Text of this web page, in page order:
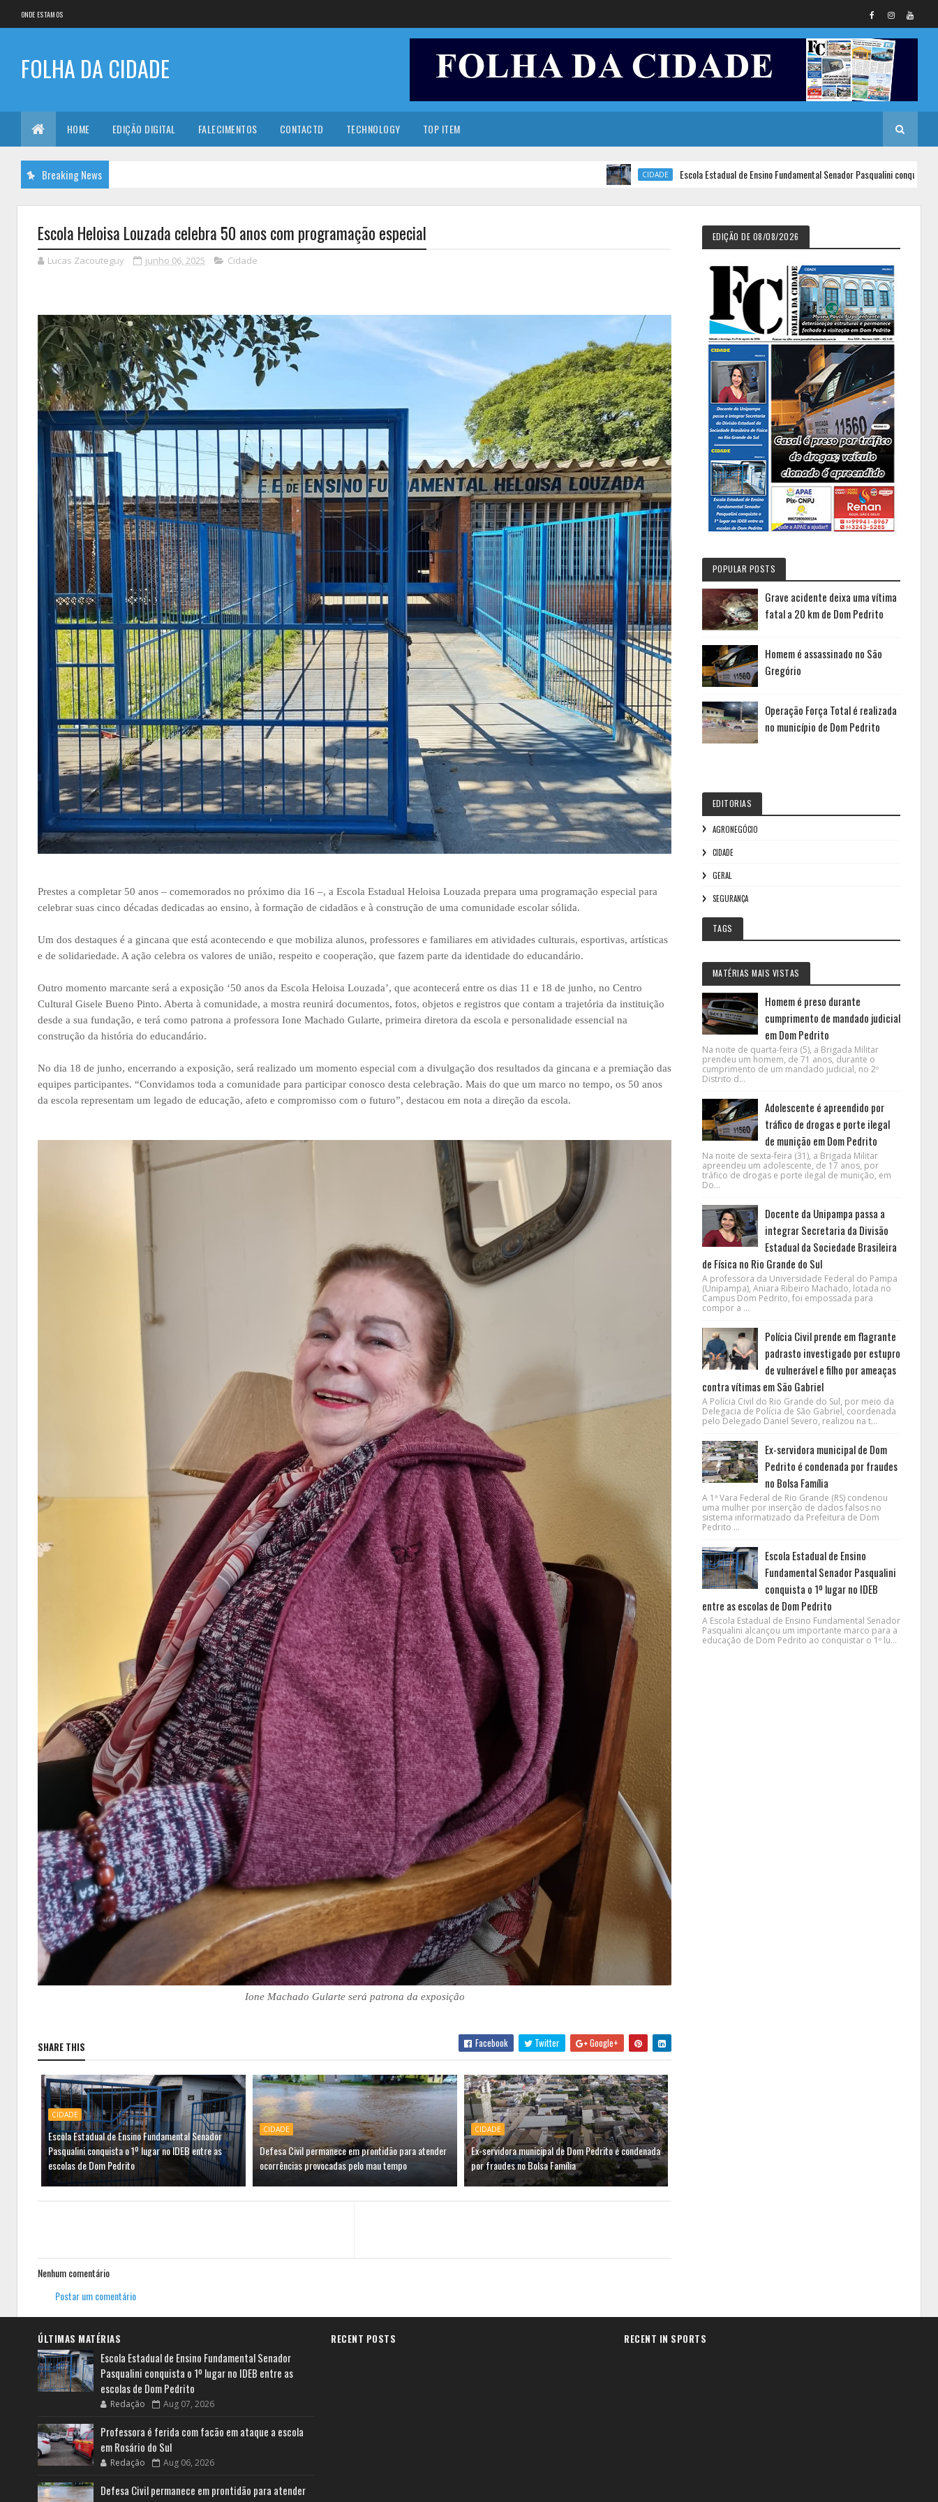
ONDE ESTAMOS
FOLHA DA CIDADE
HOME EDIÇÃO DIGITAL FALECIMENTOS CONTACTD TECHNOLOGY TOP ITEM
Breaking News CIDADE Escola Estadual de Ensino Fundamental Senador Pasqualini conquista o 1º lugar no
Escola Heloisa Louzada celebra 50 anos com programação especial
Lucas Zacouteguy junho 06, 2025 Cidade
Prestes a completar 50 anos – comemorados no próximo dia 16 –, a Escola Estadual Heloisa Louzada prepara uma programação especial para
celebrar suas cinco décadas dedicadas ao ensino, à formação de cidadãos e à construção de uma comunidade escolar sólida.
Um dos destaques é a gincana que está acontecendo e que mobiliza alunos, professores e familiares em atividades culturais, esportivas, artísticas
e de solidariedade. A ação celebra os valores de união, respeito e cooperação, que fazem parte da identidade do educandário.
Outro momento marcante será a exposição ‘50 anos da Escola Heloisa Louzada’, que acontecerá entre os dias 11 e 18 de junho, no Centro
Cultural Gisele Bueno Pinto. Aberta à comunidade, a mostra reunirá documentos, fotos, objetos e registros que contam a trajetória da instituição
desde a sua fundação, e terá como patrona a professora Ione Machado Gularte, primeira diretora da escola e personalidade essencial na
construção da história do educandário.
No dia 18 de junho, encerrando a exposição, será realizado um momento especial com a divulgação dos resultados da gincana e a premiação das
equipes participantes. “Convidamos toda a comunidade para participar conosco desta celebração. Mais do que um marco no tempo, os 50 anos
da escola representam um legado de educação, afeto e compromisso com o futuro”, destacou em nota a direção da escola.
Ione Machado Gularte será patrona da exposição
SHARE THIS Facebook Twitter Google+
CIDADE
Escola Estadual de Ensino Fundamental Senador
Pasqualini conquista o 1º lugar no IDEB entre as
escolas de Dom Pedrito
CIDADE
Defesa Civil permanece em prontidão para atender
ocorrências provocadas pelo mau tempo
CIDADE
Ex-servidora municipal de Dom Pedrito é condenada
por fraudes no Bolsa Família
Nenhum comentário
Postar um comentário
EDIÇÃO DE 08/08/2026
POPULAR POSTS
Grave acidente deixa uma vítima
fatal a 20 km de Dom Pedrito
Homem é assassinado no São
Gregório
Operação Força Total é realizada
no município de Dom Pedrito
EDITORIAS
AGRONEGÓCIO
CIDADE
GERAL
SEGURANÇA
TAGS
MATÉRIAS MAIS VISTAS
Homem é preso durante
cumprimento de mandado judicial
em Dom Pedrito
Na noite de quarta-feira (5), a Brigada Militar
prendeu um homem, de 71 anos, durante o
cumprimento de um mandado judicial, no 2º
Distrito d...
Adolescente é apreendido por
tráfico de drogas e porte ilegal
de munição em Dom Pedrito
Na noite de sexta-feira (31), a Brigada Militar
apreendeu um adolescente, de 17 anos, por
tráfico de drogas e porte ilegal de munição, em
Do...
Docente da Unipampa passa a
integrar Secretaria da Divisão
Estadual da Sociedade Brasileira
de Física no Rio Grande do Sul
A professora da Universidade Federal do Pampa
(Unipampa), Aniara Ribeiro Machado, lotada no
Campus Dom Pedrito, foi empossada para
compor a ...
Polícia Civil prende em flagrante
padrasto investigado por estupro
de vulnerável e filho por ameaças
contra vítimas em São Gabriel
A Polícia Civil do Rio Grande do Sul, por meio da
Delegacia de Polícia de São Gabriel, coordenada
pelo Delegado Daniel Severo, realizou na t...
Ex-servidora municipal de Dom
Pedrito é condenada por fraudes
no Bolsa Família
A 1ª Vara Federal de Rio Grande (RS) condenou
uma mulher por inserção de dados falsos no
sistema informatizado da Prefeitura de Dom
Pedrito ...
Escola Estadual de Ensino
Fundamental Senador Pasqualini
conquista o 1º lugar no IDEB
entre as escolas de Dom Pedrito
A Escola Estadual de Ensino Fundamental Senador
Pasqualini alcançou um importante marco para a
educação de Dom Pedrito ao conquistar o 1º lu...
ÚLTIMAS MATÉRIAS
Escola Estadual de Ensino Fundamental Senador
Pasqualini conquista o 1º lugar no IDEB entre as
escolas de Dom Pedrito
Redação Aug 07, 2026
Professora é ferida com facão em ataque a escola
em Rosário do Sul
Redação Aug 06, 2026
Defesa Civil permanece em prontidão para atender
RECENT POSTS RECENT IN SPORTS